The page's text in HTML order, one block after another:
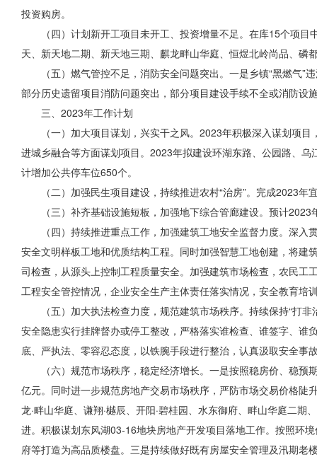
投资购房。
（四）计划新开工项目未开工、投资增量不足。在库15个项
天、新天地二期、新天地三期、麒龙畔山华庭、恒煜北岭尚品、
（五）燃气管控不足，消防安全问题突出。一是乡镇“黑燃气
部分历史遗留项目消防问题突出，部分项目建设手续不全或消防
三、2023年工作计划
（一）加大项目谋划，兴实干之风。2023年积极深入谋划项目
进城乡融合等方面谋划项目。2023年拟建设环湖东路、公园路、
计增加公共停车位650个。
（二）加强民生项目建设，持续推进农村“治房”。完成2023
（三）补齐基础设施短板，加强地下综合管廊建设。预计2023
（四）持续推进重点工作，加强建筑工地安全监督力度。深
安全文明样板工地和优质结构工程。同时加强智慧工地创建，将建
司检查，从源头上控制工程质量安全。加强建筑市场检查，农民
工程安全管控情况，企业安全生产主体责任落实情况，安全教育培
（五） 加大执法检查力度，规范建筑市场秩序。持续保持“打
安全隐患实行挂牌督办或停工整改，严格落实谁检查、谁签字、
底、严执法、零容忍态度，以铁腕手段进行整治，认真汲取安全
（六）规范市场秩序，稳定经济增长。一是按照稳房价、稳
亿元。同时进一步规范房地产交易市场秩序，严防市场交易价格
龙·畔山华庭、谦翔·樾辰、开阳·碧桂园、水东御府、畔山华庭二
进。积极谋划东风湖03-16地块房地产开发项目落地工作。按照环
府等打造为高品质楼盘。三是持续做好既有房屋安全管理及汛期老